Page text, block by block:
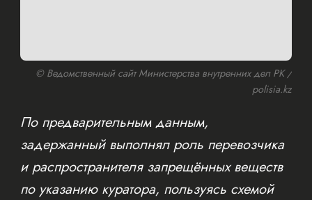
© Ведомственный сайт Министерства внутренних дел РК /
polisia.kz
По предварительным данным,
задержанный выполнял роль перевозчика
и распространителя запрещённых веществ
по указанию куратора, пользуясь схемой